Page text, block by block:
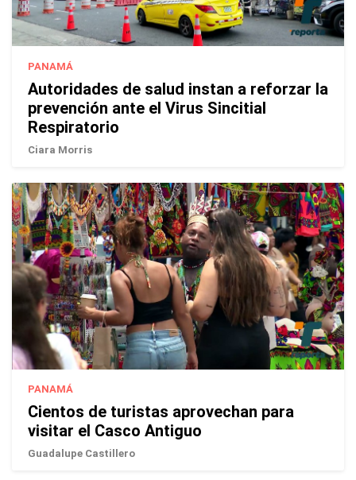
PANAMÁ
Autoridades de salud instan a reforzar la
prevención ante el Virus Sincitial
Respiratorio
Ciara Morris
PANAMÁ
Cientos de turistas aprovechan para
visitar el Casco Antiguo
Guadalupe Castillero